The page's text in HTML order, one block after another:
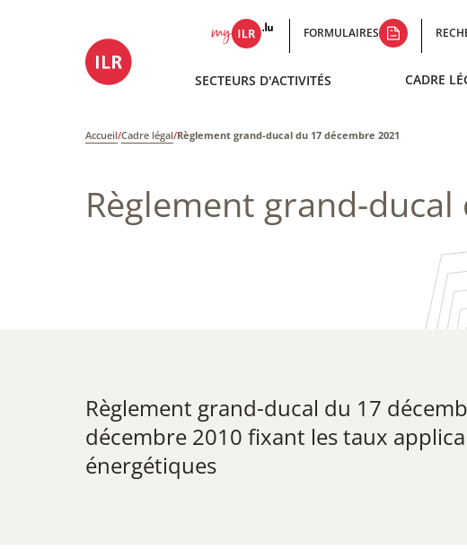
FORMULAIRES
SECTEURS D'ACTIVITÉS CADRE
Accueil/Cadre légal/Règlement grand-ducal du 17 décembre 2021
Règlement grand-
Règlement grand-ducal du 17
décembre 2010 fixant les taux
énergétiques